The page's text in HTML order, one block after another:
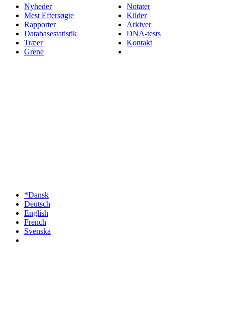
Nyheder
Mest Eftersøgte
Rapporter
Databasestatistik
Træer
Grene
Notater
Kilder
Arkiver
DNA-tests
Kontakt
*Dansk
Deutsch
English
French
Svenska